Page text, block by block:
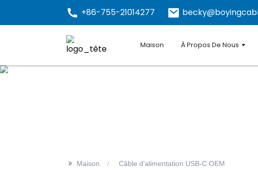
+86-755-21014277
Maison À Propos De Nous
>> Maison Câble d'alimentation USB-C OEM